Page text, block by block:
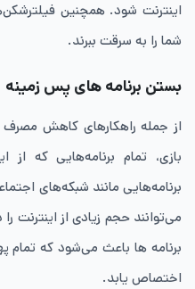
اینترنت شود. همچنین
شما را به سرقت ببرند.
بستن برنامه‌ های پس ‌زمینه
از جمله راهکارهای کاهش
بازی، تمام برنامه‌هایی که از
برنامه‌هایی مانند شبکه‌های
می‌توانند حجم زیادی از
برنامه ها باعث می‌شود که تمام
اختصاص یابد.